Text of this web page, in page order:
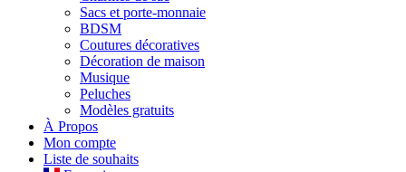
Sacs et porte-monnaie
BDSM
Coutures décoratives
Décoration de maison
Musique
Peluches
Modèles gratuits
À Propos
Mon compte
Liste de souhaits